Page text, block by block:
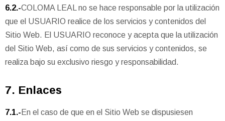
6.2.-COLOMA LEAL no se hace responsable por la utilización
que el USUARIO realice de los servicios y contenidos del
Sitio Web. El USUARIO reconoce y acepta que la utilización
del Sitio Web, así como de sus servicios y contenidos, se
realiza bajo su exclusivo riesgo y responsabilidad.
7. Enlaces
7.1.- En el caso de que en el Sitio Web se dispusiesen